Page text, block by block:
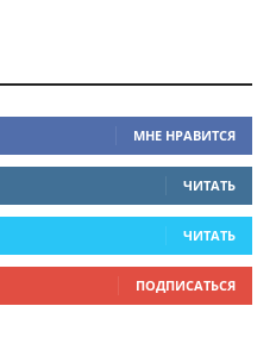
МНЕ НРАВИТСЯ
ЧИТАТЬ
ЧИТАТЬ
ПОДПИСАТЬСЯ